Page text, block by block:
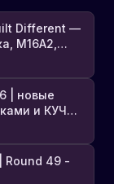
Different —
M16A2,
и полный
| новые
и КУЧА
Round 49 -